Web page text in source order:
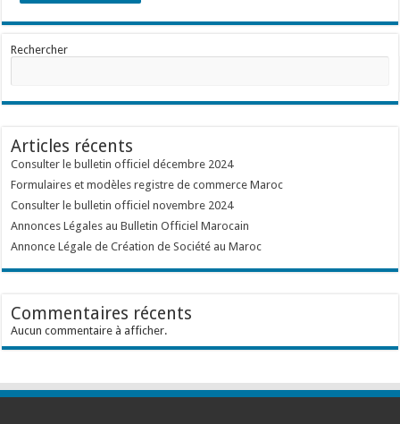
Rechercher
Articles récents
Consulter le bulletin officiel décembre 2024
Formulaires et modèles registre de commerce Maroc
Consulter le bulletin officiel novembre 2024
Annonces Légales au Bulletin Officiel Marocain
Annonce Légale de Création de Société au Maroc
Commentaires récents
Aucun commentaire à afficher.